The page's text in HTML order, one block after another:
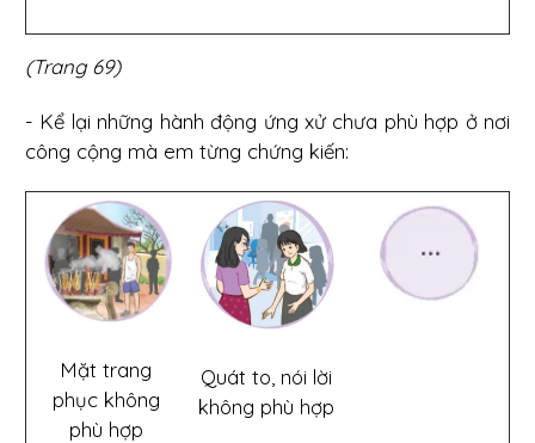
(Trang 69)
- Kể lại những hành động ứng xử chưa phù hợp ở nơi
công cộng mà em từng chứng kiến:
Mặt trang
phục không
phù hợp
Quát to, nói lời
không phù hợp